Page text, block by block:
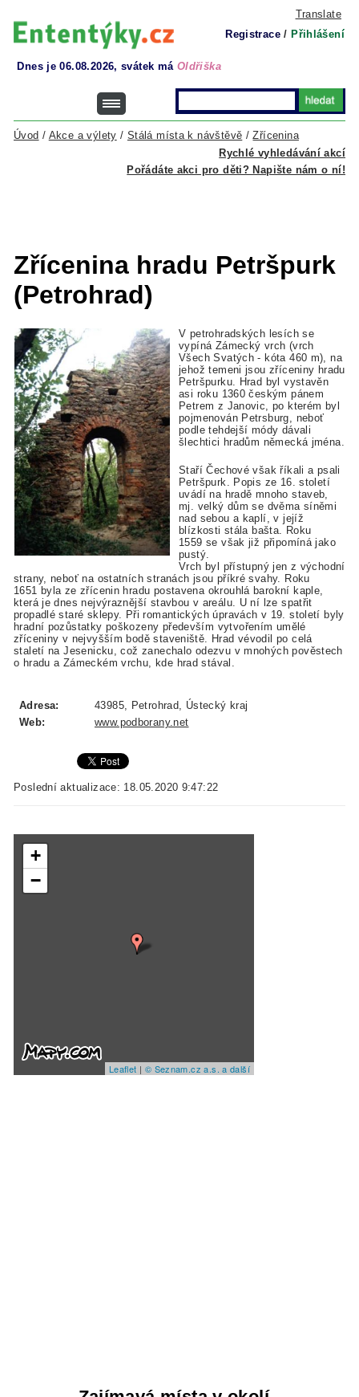
Translate
Registrace / Přihlášení
Dnes je 06.08.2026, svátek má Oldřiška
Rychlé vyhledávání akcí
Úvod / Akce a výlety / Stálá místa k návštěvě /Zřícenina
Pořádáte akci pro děti? Napište nám o ní!
Zřícenina hradu Petršpurk
(Petrohrad)
V petrohradských lesích se
vypíná Zámecký vrch (vrch
Všech Svatých - kóta 460 m), na
jehož temeni jsou zříceniny hradu
Petršpurku. Hrad byl vystavěn
asi roku 1360 českým pánem
Petrem z Janovic, po kterém byl
pojmenován Petrsburg, neboť
podle tehdejší módy dávali
šlechtici hradům německá jména.
Staří Čechové však říkali a psali
Petršpurk. Popis ze 16. století
uvádí na hradě mnoho staveb,
mj. velký dům se dvěma síněmi
nad sebou a kaplí, v jejíž
blízkosti stála bašta. Roku
1559 se však již připomíná jako
pustý.
Vrch byl přístupný jen z východní
strany, neboť na ostatních stranách jsou příkré svahy. Roku
1651 byla ze zřícenin hradu postavena okrouhlá barokní kaple,
která je dnes nejvýraznější stavbou v areálu. U ní lze spatřit
propadlé staré sklepy. Při romantických úpravách v 19. století byly
hradní pozůstatky poškozeny především vytvořením umělé
zříceniny v nejvyšším bodě staveniště. Hrad vévodil po celá
staletí na Jesenicku, což zanechalo odezvu v mnohých pověstech
o hradu a Zámeckém vrchu, kde hrad stával.
Adresa:
43985, Petrohrad, Ústecký kraj
Web:
www.podborany.net
Poslední aktualizace: 18.05.2020 9:47:22
+
−
Leaflet | © Seznam.cz a.s. a další